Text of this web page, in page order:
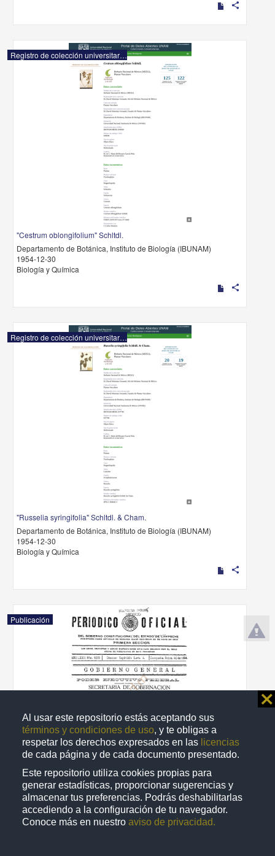
Al usar este repositorio estás aceptando sus
términos y condiciones de uso, y te obligas a
respetar los derechos expresados en las licencias
de cada página y de cada documento presentado.
Este repositorio utiliza cookies propias para
generar estadísticas, proporcionar sugerencias y
almacenar tus preferencias. Podrás deshabilitarlas
accediendo a la configuración de tu navegador.
Conoce más en nuestro aviso de privacidad.
⨯
share
Registro de colección universitaria
"Cestrum oblongifolium" Schltdl.
Departamento de Botánica, Instituto de Biología (IBUNAM)
1954-12-30
Biología y Química
share
Registro de colección universitaria
"Russelia syringifolia" Schltdl. & Cham.
Departamento de Botánica, Instituto de Biología (IBUNAM)
1954-12-30
Biología y Química
share
Publicación
Periódico oficial del Gobierno del Estado libre y soberano de
Campeche
1954-12-30